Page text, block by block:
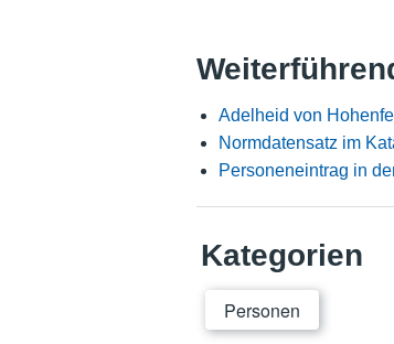
Adelheid von
Normdatensatz im
Personeneintrag in
Kategorien
Personen